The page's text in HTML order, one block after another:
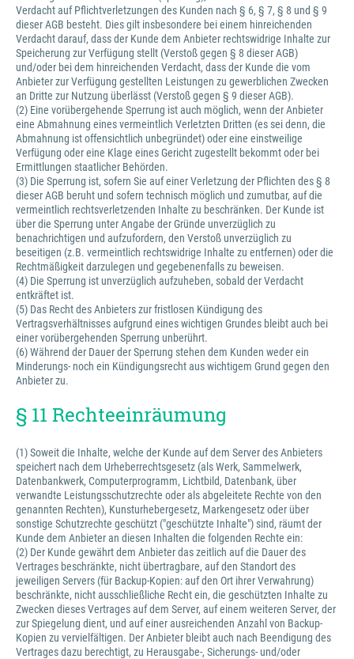
Verdacht auf Pflichtverletzungen des Kunden nach § 6, § 7, § 8 und § 9
dieser AGB besteht. Dies gilt insbesondere bei einem hinreichenden
Verdacht darauf, dass der Kunde dem Anbieter rechtswidrige Inhalte zur
Speicherung zur Verfügung stellt (Verstoß gegen § 8 dieser AGB)
und/oder bei dem hinreichenden Verdacht, dass der Kunde die vom
Anbieter zur Verfügung gestellten Leistungen zu gewerblichen Zwecken
an Dritte zur Nutzung überlässt (Verstoß gegen § 9 dieser AGB).
(2) Eine vorübergehende Sperrung ist auch möglich, wenn der Anbieter
eine Abmahnung eines vermeintlich Verletzten Dritten (es sei denn, die
Abmahnung ist offensichtlich unbegründet) oder eine einstweilige
Verfügung oder eine Klage eines Gericht zugestellt bekommt oder bei
Ermittlungen staatlicher Behörden.
(3) Die Sperrung ist, sofern Sie auf einer Verletzung der Pflichten des § 8
dieser AGB beruht und sofern technisch möglich und zumutbar, auf die
vermeintlich rechtsverletzenden Inhalte zu beschränken. Der Kunde ist
über die Sperrung unter Angabe der Gründe unverzüglich zu
benachrichtigen und aufzufordern, den Verstoß unverzüglich zu
beseitigen (z.B. vermeintlich rechtswidrige Inhalte zu entfernen) oder die
Rechtmäßigkeit darzulegen und gegebenenfalls zu beweisen.
(4) Die Sperrung ist unverzüglich aufzuheben, sobald der Verdacht
entkräftet ist.
(5) Das Recht des Anbieters zur fristlosen Kündigung des
Vertragsverhältnisses aufgrund eines wichtigen Grundes bleibt auch bei
einer vorübergehenden Sperrung unberührt.
(6) Während der Dauer der Sperrung stehen dem Kunden weder ein
Minderungs- noch ein Kündigungsrecht aus wichtigem Grund gegen den
Anbieter zu.
§ 11 Rechteeinräumung
(1) Soweit die Inhalte, welche der Kunde auf dem Server des Anbieters
speichert nach dem Urheberrechtsgesetz (als Werk, Sammelwerk,
Datenbankwerk, Computerprogramm, Lichtbild, Datenbank, über
verwandte Leistungsschutzrechte oder als abgeleitete Rechte von den
genannten Rechten), Kunsturhebergesetz, Markengesetz oder über
sonstige Schutzrechte geschützt ("geschützte Inhalte") sind, räumt der
Kunde dem Anbieter an diesen Inhalten die folgenden Rechte ein:
(2) Der Kunde gewährt dem Anbieter das zeitlich auf die Dauer des
Vertrages beschränkte, nicht übertragbare, auf den Standort des
jeweiligen Servers (für Backup-Kopien: auf den Ort ihrer Verwahrung)
beschränkte, nicht ausschließliche Recht ein, die geschützten Inhalte zu
Zwecken dieses Vertrages auf dem Server, auf einem weiteren Server, der
zur Spiegelung dient, und auf einer ausreichenden Anzahl von Backup-
Kopien zu vervielfältigen. Der Anbieter bleibt auch nach Beendigung des
Vertrages dazu berechtigt, zu Herausgabe-, Sicherungs- und/oder